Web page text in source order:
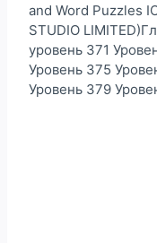
and Word Puzzles
STUDIO
уровень 371
Уровень 375
Уровень 379